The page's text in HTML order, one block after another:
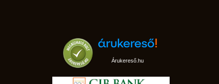
Árukereső.hu